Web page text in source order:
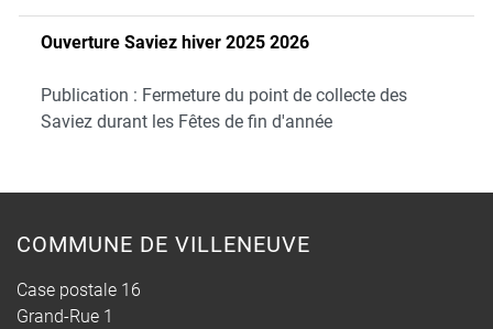
Ouverture Saviez hiver 2025 2026
Publication : Fermeture du point de collecte des
Saviez durant les Fêtes de fin d'année
COMMUNE DE VILLENEUVE
Case postale 16
Grand-Rue 1